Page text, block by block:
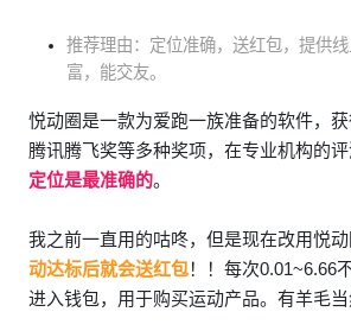
推荐理由：定位准确，送红包，提供
富，能交友。
悦动圈是一款为爱跑一族准备的软件，
腾讯腾飞奖等多种奖项，在专业机构的
定位是最准确的。
我之前一直用的咕咚，但是现在改用悦
动达标后就会送红包！！每次0.01~6.66
进入钱包，用于购买运动产品。有羊毛当